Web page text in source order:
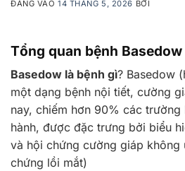
ĐĂNG VÀO14 THÁNG 5, 2026 BỞI
Tổng quan bệnh Basedow
Basedow là bệnh gì? Basedow
một dạng bệnh nội tiết, cường
nay, chiếm hơn 90% các
hành, được đặc trưng bởi biểu
và hội chứng cường giáp
chứng lồi mắt)